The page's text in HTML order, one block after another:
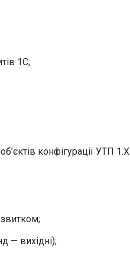
1С;
конфігурації УТП 1.Х
— вихідні);